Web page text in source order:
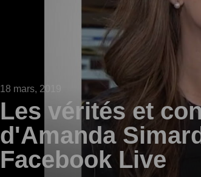
Les vérités et
d'Amanda
Facebook Live
18 mars, 2019